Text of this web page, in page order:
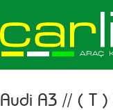
Audi A3 // ( T )